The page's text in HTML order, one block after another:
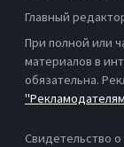
Главный
При полной или
материалов в
обязательна.
Свидетельство